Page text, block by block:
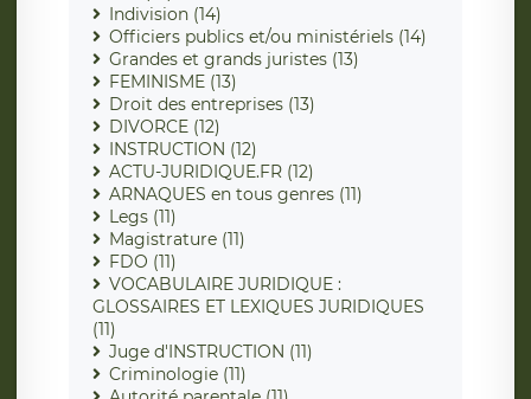
Indivision (14)
Officiers publics et/ou ministériels (14)
Grandes et grands juristes (13)
FEMINISME (13)
Droit des entreprises (13)
DIVORCE (12)
INSTRUCTION (12)
ACTU-JURIDIQUE.FR (12)
ARNAQUES en tous genres (11)
Legs (11)
Magistrature (11)
FDO (11)
VOCABULAIRE JURIDIQUE :
GLOSSAIRES ET LEXIQUES JURIDIQUES
(11)
Juge d'INSTRUCTION (11)
Criminologie (11)